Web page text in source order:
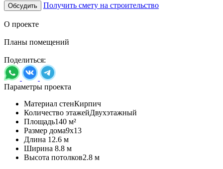
Обсудить Получить смету на строительство
О проекте
Планы помещений
Поделиться:
Параметры проекта
Материал стенКирпич
Количество этажейДвухэтажный
Площадь140 м²
Размер дома9х13
Длина 12.6 м
Ширина 8.8 м
Высота потолков2.8 м